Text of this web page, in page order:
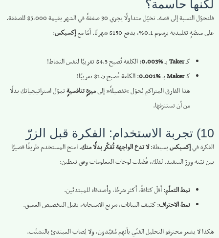
لكنها حاسمة؟
فلنحوّل النسبة إلى قصة. تخيّل متداولًا يجري 30 صفقةً في الشهر بقيمة 5,000$ للصفقة.
على منصّةٍ تقليدية برسوم 0.1%، يدفع 150$ شهريًا. أمّا مع
إكسبكس:
كـTakerبـ‎0.003%‎: الكلفة تُصبح 4.5$ تقريبًا لنفس النشاط!
كـMakerبـ‎0.001%‎: الكلفة تُصبح 1.5$ تقريبًا!
هذا الفارق المتراكم يُحوّل “تفصيلةً” إلىميزةٍ تنافسيةٍتموّل استراتيجياتك بدلًا
من أن تستنزفها.
10) تجربة الاستخدام: الفكرة قبل الزرّ
الفكرة فيإكسبكسبسيطة:لا تدع الواجهة تُفكّر بدلًا منك. امنح المستخدم طريقًا قصيرًا
بين نيّته وزرّ التنفيذ. لذلك، فُصّلت لوحات المعلومات وفق نمطين:
نمط التعلّم: أقلّ كثافةً، أكثر شرحًا، وأصدقاء للمبتدئين.
نمط الاحتراف: كثيف البيانات، سريع الاستجابة، يقبل التخصيص العميق.
هكذا لا يشعر محترفو التحليل الفنّي بأنهم مُقيَّدون، ولا يُصاب المبتدئ بالتشتّت.